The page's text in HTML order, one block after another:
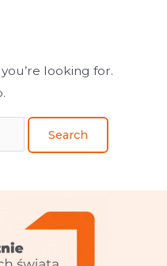
looking for.